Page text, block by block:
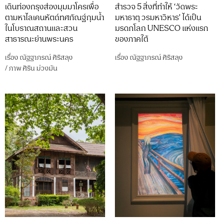
เดินท่องกรุงส่องมุมมาโครเพื่อ
ตามหาไลเคนหัตถ์ทศกัณฐ์กุมน้ำ
ในโบราณสถานและสวน
สาธารณะย่านพระนคร
เรื่องณัฐฐาภรณ์ ศิริสลุง
/ภาพศิริน ม่วงมัน
สำรวจ 5 สิ่งที่ทำให้ ‘วัดพระ
มหาธาตุ วรมหาวิหาร’ ได้เป็น
มรดกโลก UNESCO แห่งแรก
ของภาคใต้
เรื่องณัฐฐาภรณ์ ศิริสลุง